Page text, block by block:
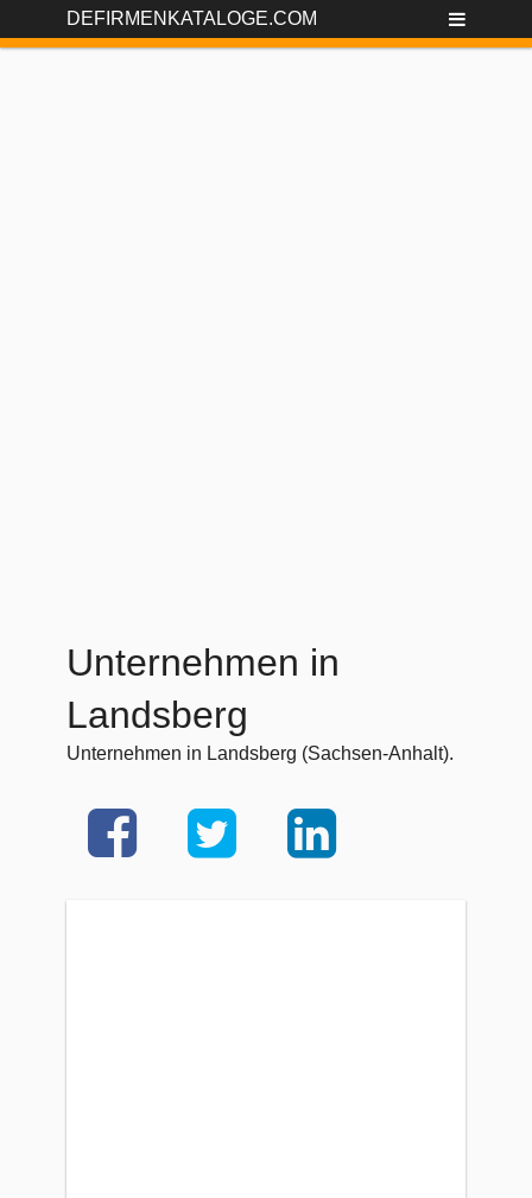
DEFIRMENKATALOGE.COM
Unternehmen in
Landsberg
Unternehmen in Landsberg (Sachsen-Anhalt).